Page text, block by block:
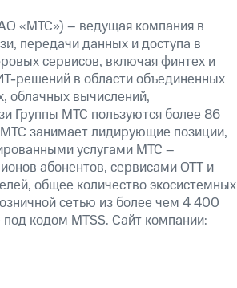
«МТС») – ведущая компания в
передачи данных и доступа в
сервисов, включая финтех и
решений в области объединенных
облачных вычислений,
Группы МТС пользуются более 86
занимает лидирующие позиции,
услугами МТС –
абонентов, сервисами OTT и
общее количество экосистемных
сетью из более чем 4 400
кодом MTSS. Сайт компании: